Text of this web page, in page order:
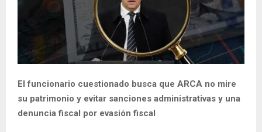
El funcionario cuestionado busca que ARCA no mire
su patrimonio y evitar sanciones administrativas y una
denuncia fiscal por evasión fiscal